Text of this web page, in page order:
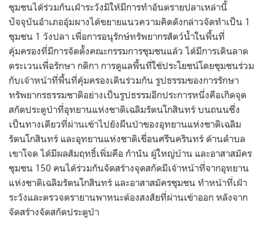
ชุมชนได้ร่วมกันเฝ้าระวังมิให้มีการทำอันตรายปลาเหล่านี้
ปัจจุบันอำเภออุ้มผางได้ขยายแนวความคิดดังกล่าวจัดทำเป็น 1
ชุมชน 1 วังปลา เพื่อการอนุรักษ์ทรัพยากรสัตว์น้ำในพื้นที่
คุ้มครองที่มีการจัดตั้งคณะกรรมการชุมชนแล้ว ได้มีการเดินลาด
ตระเวนเพื่อรักษา กติกา การดูแลพื้นที่ใช้ประโยชน์โดยชุมชนร่วม
กับเจ้าหน้าที่พื้นที่คุ้มครองเดินร่วมกัน รูปธรรมของการรักษา
ทรัพยากรธรรมชาติอย่างเป็นรูปธรรมอีกประการหนึ่งคือเกิดจุด
สกัดประตูป่าที่อุทยานแห่งชาติเฉลิมรัตนโกสินทร์ บนถนนซึ่ง
เป็นทางเดียวที่ผ่านเข้าไปยังผืนป่าของอุทยานแห่งชาติเฉลิม
รัตนโกสินทร์ และอุทยานแห่งชาติเขื่อนศรีนครินทร์ ด้านตำบล
เขาโจด ได้มีผลสัมฤทธิ์เพิ่มคือ กำนัน ผู้ใหญ่บ้าน และอาสาสมัคร
ชุมชน 150 คนได้ร่วมกันจัดสร้างจุดสกัดมีเจ้าหน้าที่จากอุทยาน
แห่งชาติเฉลิมรัตนโกสินทร์ และอาสาสมัครชุมชน ทำหน้าที่เฝ้า
ระวังและตรวจตรายานพาหนะต้องสงสัยที่ผ่านเข้าออก หลังจาก
จัดสร้างจัดสกัดประตูป่า